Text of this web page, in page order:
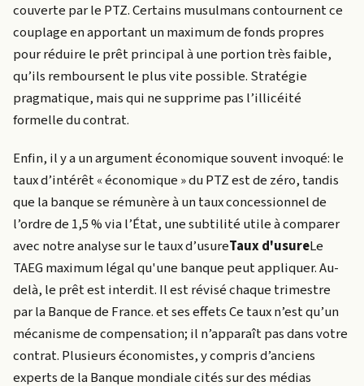
couverte par le PTZ. Certains musulmans contournent ce
couplage en apportant un maximum de fonds propres
pour réduire le prêt principal à une portion très faible,
qu’ils remboursent le plus vite possible. Stratégie
pragmatique, mais qui ne supprime pas l’illicéité
formelle du contrat.
Enfin, il y a un argument économique souvent invoqué: le
taux d’intérêt « économique » du PTZ est de zéro, tandis
que la banque se rémunère à un taux concessionnel de
l’ordre de 1,5 % via l’État, une subtilité utile à comparer
avec notre analyse sur le taux d’usureTaux d'usureLe
TAEG maximum légal qu'une banque peut appliquer. Au-
delà, le prêt est interdit. Il est révisé chaque trimestre
par la Banque de France.et ses effets Ce taux n’est qu’un
mécanisme de compensation; il n’apparaît pas dans votre
contrat. Plusieurs économistes, y compris d’anciens
experts de la Banque mondiale cités sur des médias